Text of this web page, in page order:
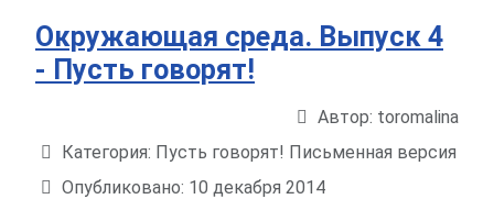
Окружающая среда. Выпуск 4
- Пусть говорят!
Автор: toromalina
Категория: Пусть говорят! Письменная версия
Опубликовано: 10 декабря 2014